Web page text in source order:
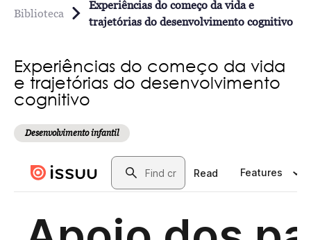
Biblioteca
Experiências do começo da vida e
trajetórias do desenvolvimento cognitivo
Experiências do começo da vida
e trajetórias do desenvolvimento
cognitivo
Desenvolvimento infantil